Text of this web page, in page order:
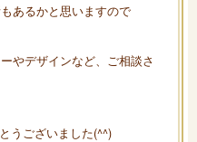
あるかと思いますので
やデザインなど、ご相談さ
うございました(^^)